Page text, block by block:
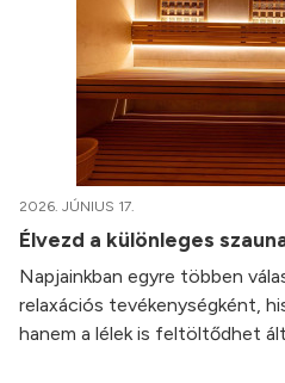
2026. JÚNIUS 17.
Élvezd a különleges
Napjainkban egyre többen
relaxációs tevékenységként,
hanem a lélek is feltöltődhet